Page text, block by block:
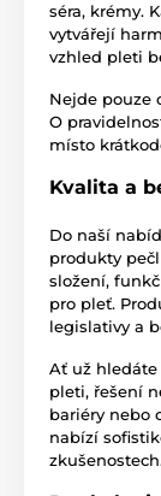
séra, krémy.
vytvářejí
vzhled pleti
Nejde pouze
O
místo
Kvalita a
Do naší
produkty
složení,
pro pleť.
legislativy a
Ať už
pleti, řešení
bariéry nebo
nabízí